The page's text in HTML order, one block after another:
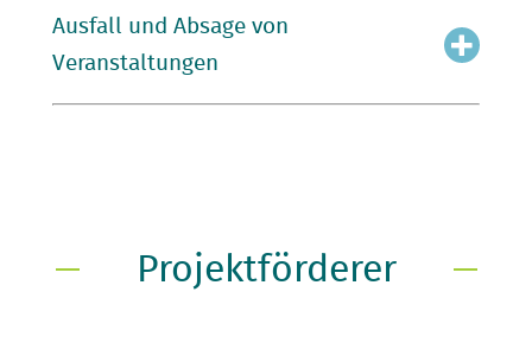
Ausfall und Absage von
Veranstaltungen
Projektförderer